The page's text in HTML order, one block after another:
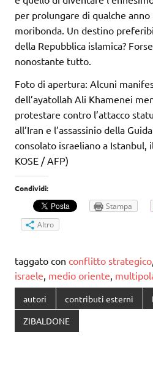
per prolungare di qualche anno
moribonda. Un destino
della Repubblica islamica?
nonostante tutto.
Foto di apertura: Alcuni
dell’ayatollah Ali Khamenei
protestare contro l’attacco
all’Iran e l’assassinio della
consolato israeliano a Istanbul,
KOSE / AFP)
Condividi:
Stampa
Altro
taggato con conflitto strategico
israele medio oriente
autori contributi esterni
ZIBALDONE